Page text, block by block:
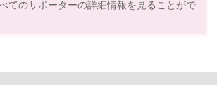
対応不可
自治体届出済ベビーシッター
てのサポーターの詳細情報を見ることがで